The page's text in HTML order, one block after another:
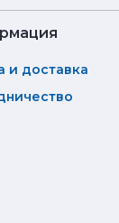
и доставка